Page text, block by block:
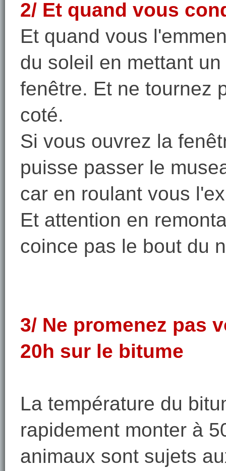
2/ Et quand vous
Et quand vous
du soleil en mettant
fenêtre. Et ne tournez
coté.
Si vous ouvrez la
puisse passer le
car en roulant vous
Et attention en
coince pas le bout du
3/ Ne promenez pas
20h sur le bitume
La température du
rapidement monter à
animaux sont sujets